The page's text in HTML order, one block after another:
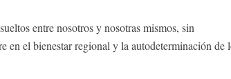
entre nosotros y nosotras mismos, sin
en el bienestar regional y la autodeterminación de